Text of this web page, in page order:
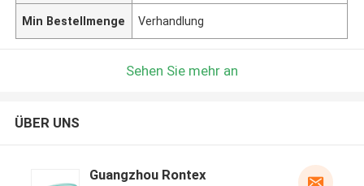
Min Bestellmenge Verhandlung
Sehen Sie mehr an
ÜBER UNS
Guangzhou Rontex